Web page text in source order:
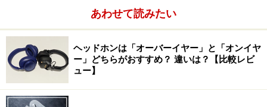
あわせて読みたい
ヘッドホンは「オーバーイヤー」と「オンイヤ
ー」どちらがおすすめ？ 違いは？【比較レビ
ュー】